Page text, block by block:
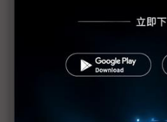
液冷快接頭市場人人垂涎
AI伺服器水冷散熱醞釀起
液冷散熱人人想做 高力董